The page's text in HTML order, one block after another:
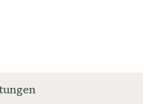
und verantwortlich zu
Spirituelle Heilkunst